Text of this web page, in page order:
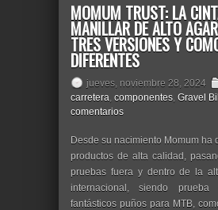
MOMUM TRUST: LA
MANILLAR DE ALTO
TRES VERSIONES Y
DIFERENTES
jueves, noviembre 28, 2024
carretera, componentes, Gravel
comentarios
Desde su nacimiento Momum ha
productos de alta calidad,
pruebas fuera y dentro de la
internacional, siendo
fantásticos puños para MTB,